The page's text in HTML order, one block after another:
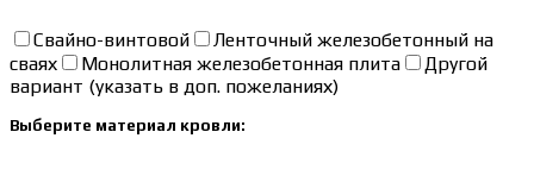
Свайно-винтовой
Ленточный железобетонный на
сваях
Монолитная железобетонная плита
Другой
вариант (указать в доп. пожеланиях)
Выберите материал кровли: